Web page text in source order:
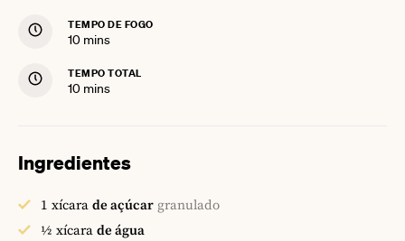
TEMPO DE FOGO
10minutes
mins
TEMPO TOTAL
10minutes
mins
Ingredientes
1 xícara de açúcar granulado
½ xícara de água